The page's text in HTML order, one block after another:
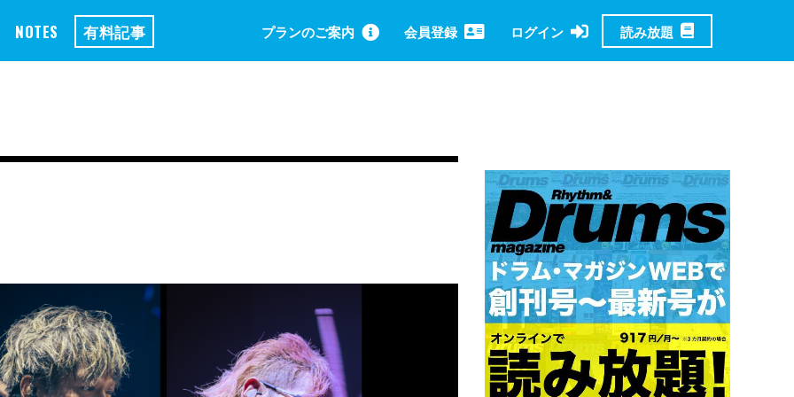
NOTES 有料記事 プランのご案内 会員登録 ログイン 読み放題